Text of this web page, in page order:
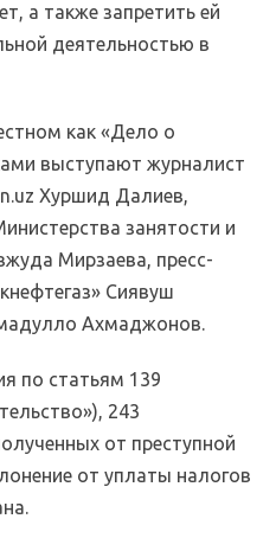
а также запретить ей
деятельностью в
как «Дело о
выступают журналист
Хуршид Далиев,
занятости и
Мирзаева, пресс-
Сиявуш
Ахмаджонов.
по статьям 139
243
от преступной
от уплаты налогов